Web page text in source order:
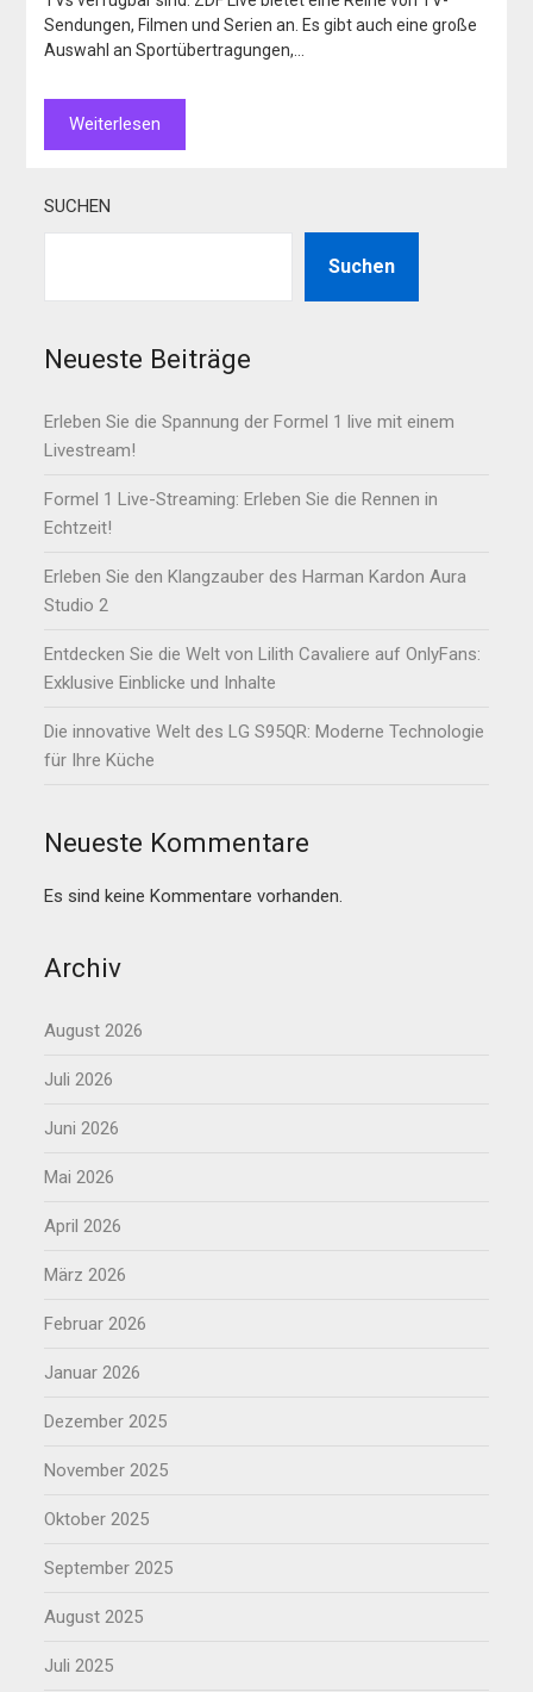
Sendungen, Filmen und Serien an. Es gibt auch eine große
Auswahl an Sportübertragungen,…
Weiterlesen
SUCHEN
Suchen
Neueste Beiträge
Erleben Sie die Spannung der Formel 1 live mit einem
Livestream!
Formel 1 Live-Streaming: Erleben Sie die Rennen in
Echtzeit!
Erleben Sie den Klangzauber des Harman Kardon Aura
Studio 2
Entdecken Sie die Welt von Lilith Cavaliere auf OnlyFans:
Exklusive Einblicke und Inhalte
Die innovative Welt des LG S95QR: Moderne Technologie
für Ihre Küche
Neueste Kommentare
Es sind keine Kommentare vorhanden.
Archiv
August 2026
Juli 2026
Juni 2026
Mai 2026
April 2026
März 2026
Februar 2026
Januar 2026
Dezember 2025
November 2025
Oktober 2025
September 2025
August 2025
Juli 2025